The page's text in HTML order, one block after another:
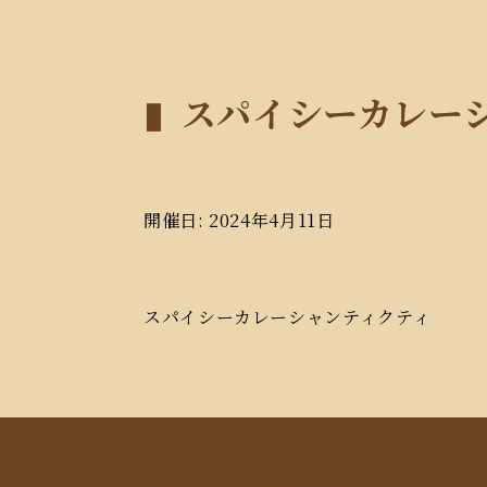
スパイシーカレー
開催日: 2024年4月11日
スパイシーカレーシャンティクティ